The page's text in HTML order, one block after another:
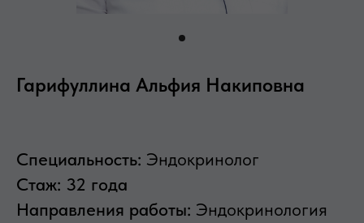
Гарифуллина Альфия Накиповна
Специальность: Эндокринолог
Стаж: 32 года
Направления работы: Эндокринология